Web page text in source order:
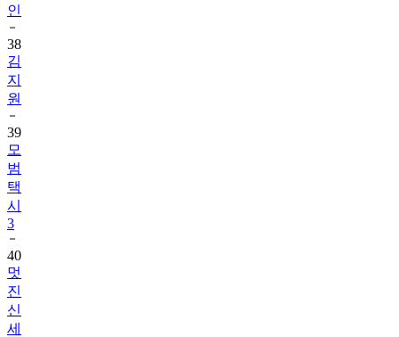
인
38
김
지
원
39
모
범
택
시
3
40
멋
진
신
세